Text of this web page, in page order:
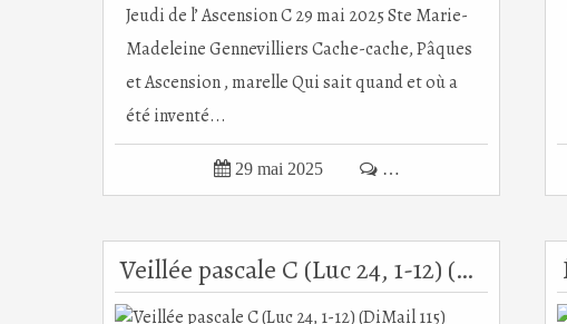
Jeudi de l’ Ascension C 29 mai 2025 Ste Marie-
Madeleine Gennevilliers Cache-cache, Pâques
et Ascension , marelle Qui sait quand et où a
été inventé...
 29 mai 2025  …
Veillée pascale C (Luc 24, 1-12) (DiMail 115)